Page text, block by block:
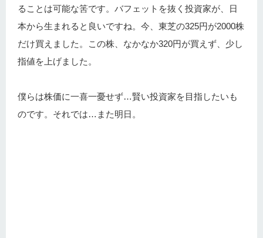
ることは可能な筈です。バフェットを抜く投資家が、日
本から生まれると良いですね。今、東芝の325円が2000株
だけ買えました。この株、なかなか320円が買えず、少し
指値を上げました。
僕らは株価に一喜一憂せず…賢い投資家を目指したいも
のです。それでは…また明日。